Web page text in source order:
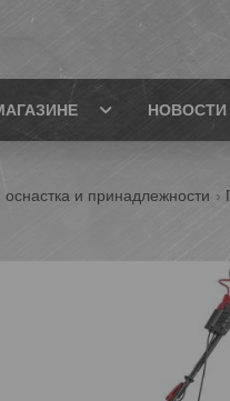
НОВОСТИ
и принадлежности